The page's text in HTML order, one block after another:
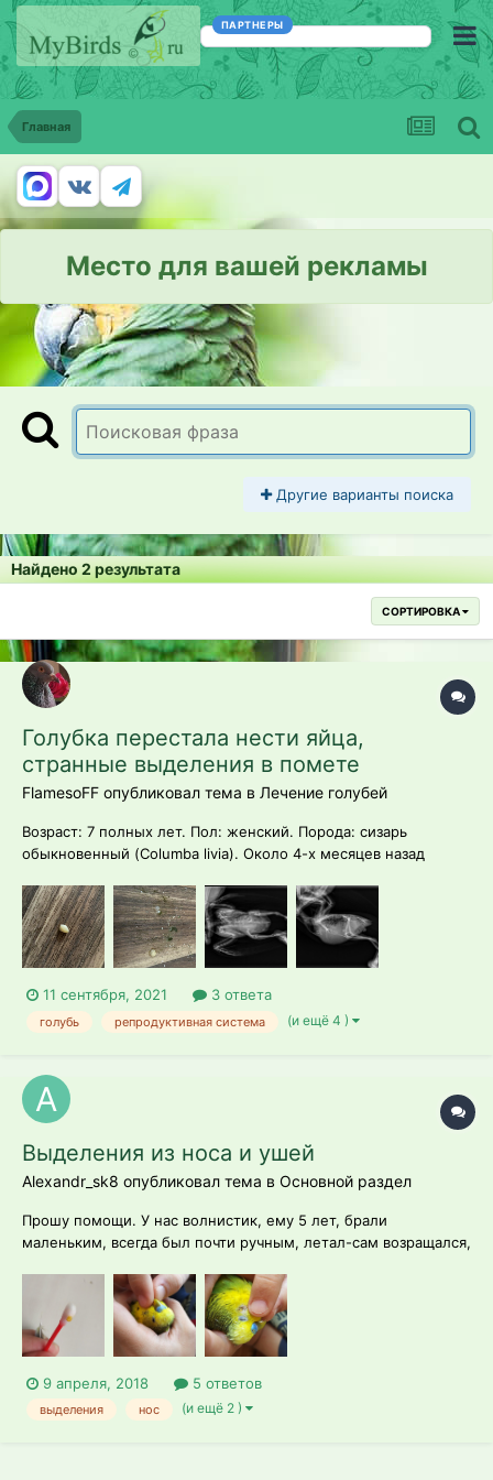
ПАРТНЕРЫ
Главная
Место для вашей рекламы
Другие варианты поиска
Найдено 2 результата
СОРТИРОВКА
Голубка перестала нести яйца,
странные выделения в помете
FlamesoFF опубликовал тема в Лечение голубей
Возраст: 7 полных лет. Пол: женский. Порода: сизарь
обыкновенный (Columba livia). Около 4-х месяцев назад
снесенных яиц были значительно меньше обычных (не более
2 см.). Затем (в конце июля) появились странные выделения
в по...
11 сентября, 2021 3 ответа
голубь репродуктивная система (и ещё 4 )
Выделения из носа и ушей
Alexandr_sk8 опубликовал тема в Основной раздел
Прошу помощи. У нас волнистик, ему 5 лет, брали
маленьким, всегда был почти ручным, летал-сам возращался,
полезно). Кормили Вакой (High Quality), с недавнего времени
на Рио перешли(как стал плохо видеть). Всегда был мел и
вторая кормушка...
9 апреля, 2018 5 ответов
выделения нос (и ещё 2 )